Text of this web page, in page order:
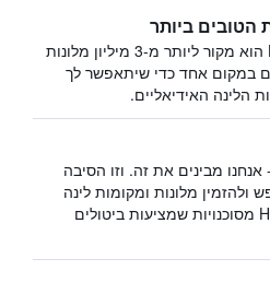
הטובים ביותר
HotelsCombined הוא מקור ליותר מ-3 מיליון מלונות
במקום אחד כדי שיתאפשר לך
הלינה האידיאליים.
מבינים את זה. וזו הסיבה
ולהזמין מלונות ומקומות לינה
בHotelsCombined מסוכנויות שמציעות ביטולים